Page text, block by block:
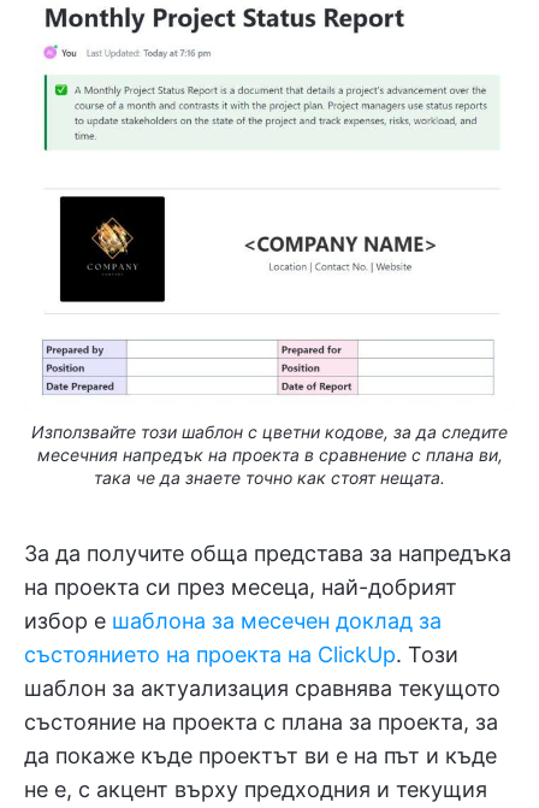
Използвайте този шаблон с цветни кодове, за да следите
месечния напредък на проекта в сравнение с плана ви,
така че да знаете точно как стоят нещата.
За да получите обща представа за напредъка
на проекта си през месеца, най-добрият
избор е шаблона за месечен доклад за
състоянието на проекта на ClickUp. Този
шаблон за актуализация сравнява текущото
състояние на проекта с плана за проекта, за
да покаже къде проектът ви е на път и къде
не е, с акцент върху предходния и текущия